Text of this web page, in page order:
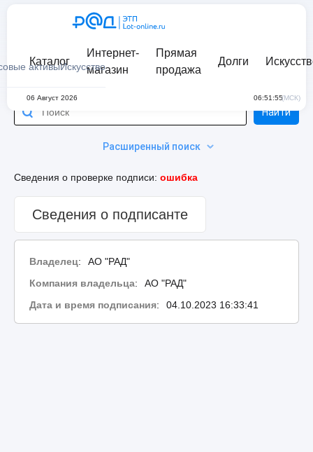
активыИскусство
Каталог
Интернет-
магазин
Прямая
продажа
Долги
06 Август 2026 06:51:55(МСК)
Расширенный поиск
Найти
Сведения о проверке подписи: ошибка
Сведения о подписанте
Владелец:
АО "РАД"
Компания владельца:
АО "РАД"
Дата и время подписания: 04.10.2023 16:33:41